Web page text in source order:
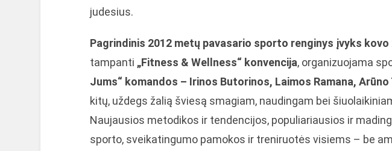
judesius.
Pagrindinis 2012 metų pavasario sporto renginys įvyks kovo
tampanti „Fitness & Wellness“ konvencija, organizuojama
Jums“ komandos – Irinos Butorinos, Laimos Ramana, Arūno
kitų, uždegs žalią šviesą smagiam, naudingam bei
Naujausios metodikos ir tendencijos, populiariausios ir
sporto, sveikatingumo pamokos ir treniruotės visiems – be